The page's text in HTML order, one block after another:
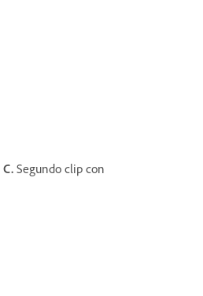
C. Segundo clip con